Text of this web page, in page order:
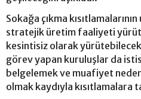
Sokağa çıkma
stratejik üretim faaliyeti
kesintisiz olarak
görev yapan kuruluşlar da
belgelemek ve muafiyet
olmak kaydıyla